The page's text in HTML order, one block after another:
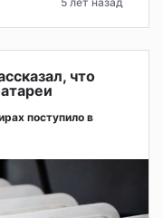
что
поступило в